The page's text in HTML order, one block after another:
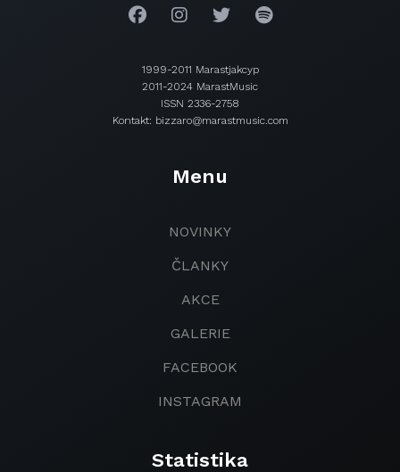
1999-2011 Marastjakcyp
2011-2024 MarastMusic
ISSN 2336-2758
Kontakt: bizzaro@marastmusic.com
Menu
NOVINKY
ČLANKY
AKCE
GALERIE
FACEBOOK
INSTAGRAM
Statistika